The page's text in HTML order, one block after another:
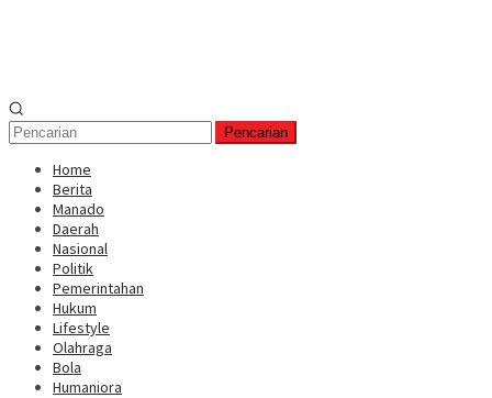
Pencarian
Home
Berita
Manado
Daerah
Nasional
Politik
Pemerintahan
Hukum
Lifestyle
Olahraga
Bola
Humaniora